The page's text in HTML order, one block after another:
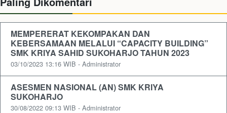
MEMPERERAT KEKOMPAKAN DAN
KEBERSAMAAN MELALUI “CAPACITY BUILDING”
SMK KRIYA SAHID SUKOHARJO TAHUN 2023
03/10/2023 13:16 WIB - Administrator
ASESMEN NASIONAL (AN) SMK KRIYA
SUKOHARJO
30/08/2022 09:13 WIB - Administrator